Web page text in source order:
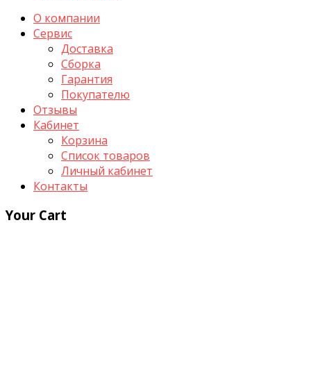
О компании
Сервис
Доставка
Сборка
Гарантия
Покупателю
Отзывы
Кабинет
Корзина
Список товаров
Личный кабинет
Контакты
Your Cart